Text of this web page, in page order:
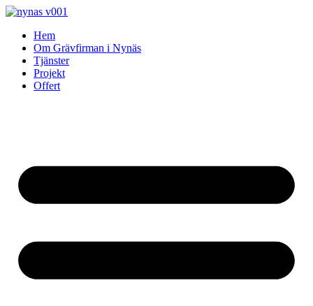
Skip
contentHem
Om Grävfirman i Nynäs
Tjänster
Projekt
Offert